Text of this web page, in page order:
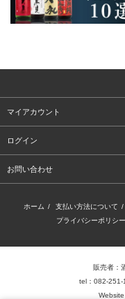
マイアカウント
ログイン
お問い合わせ
ホーム / 支払い方法について /
プライバシーポリシー
販売者：
tel：082-251-
Website